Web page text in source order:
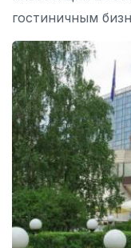
гостиничным